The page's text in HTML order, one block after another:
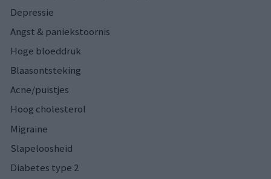
Depressie
Angst & paniekstoornis
Hoge bloeddruk
Blaasontsteking
Acne/puistjes
Hoog cholesterol
Migraine
Slapeloosheid
Diabetes type 2